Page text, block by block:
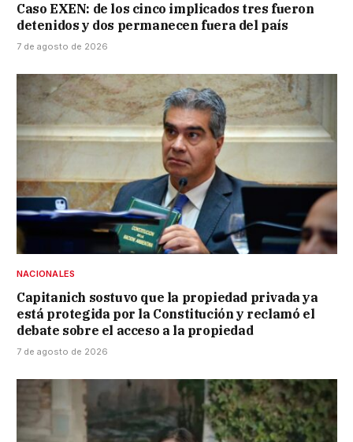
Caso EXEN: de los cinco implicados tres fueron
detenidos y dos permanecen fuera del país
7 de agosto de 2026
NACIONALES
Capitanich sostuvo que la propiedad privada ya
está protegida por la Constitución y reclamó el
debate sobre el acceso a la propiedad
7 de agosto de 2026